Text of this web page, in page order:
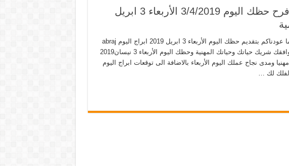
الابراج اليوم 3-4-2019 ماغي فرح حظك اليوم 3/4/2019 الأربعاء 3 ابريل
توقعات ابراج اليوم الأربعاء 3-3-2019 كما عودناكم بتقديم حظك اليوم الأربعاء 3 ابريل 2019 ابراج اليوم abraj
alyawm 3-4-2019 حيث يمكنك معرفة مدى توافقك شريك حياتك وحياتك المهنية وحظك اليوم الأربعاء 3 نيسان2019
لمعرفة توقعات ابراج اليوم الأربعاء 3-4-2019 مهنيا ومدى نجاح عملك اليوم الأربعاء بالاضافة الى توقعات ابراج اليوم